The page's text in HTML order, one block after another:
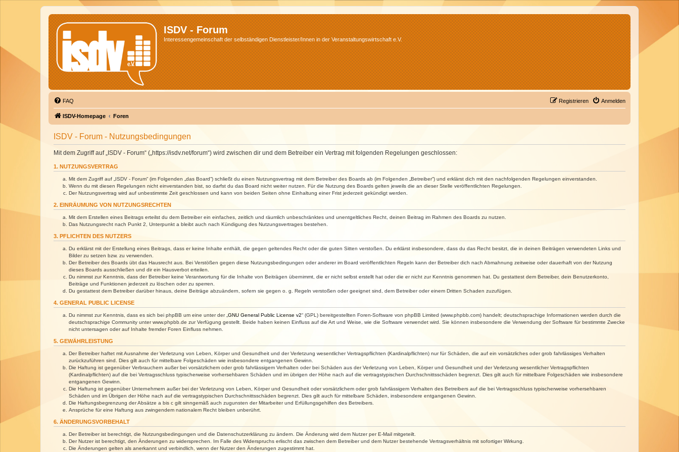
ISDV - Forum
Interessengemeinschaft der selbständigen Dienstleister/Innen in der Veranstaltungswirtschaft e.V.
FAQ Anmelden
Registrieren
ISDV-Homepage Foren
ISDV - Forum - Nutzungsbedingungen
Mit dem Zugriff auf „ISDV - Forum“ („https://isdv.net/forum“) wird zwischen dir und dem Betreiber ein Vertrag mit folgenden Regelungen geschlossen:
1. NUTZUNGSVERTRAG
Mit dem Zugriff auf „ISDV - Forum“ (im Folgenden „das Board“) schließt du einen Nutzungsvertrag mit dem Betreiber des Boards ab (im Folgenden „Betreiber“) und erklärst dich mit den nachfolgenden Regelungen einverstanden.
Wenn du mit diesen Regelungen nicht einverstanden bist, so darfst du das Board nicht weiter nutzen. Für die Nutzung des Boards gelten jeweils die an dieser Stelle veröffentlichten Regelungen.
Der Nutzungsvertrag wird auf unbestimmte Zeit geschlossen und kann von beiden Seiten ohne Einhaltung einer Frist jederzeit gekündigt werden.
2. EINRÄUMUNG VON NUTZUNGSRECHTEN
Mit dem Erstellen eines Beitrags erteilst du dem Betreiber ein einfaches, zeitlich und räumlich unbeschränktes und unentgeltliches Recht, deinen Beitrag im Rahmen des Boards zu nutzen.
Das Nutzungsrecht nach Punkt 2, Unterpunkt a bleibt auch nach Kündigung des Nutzungsvertrages bestehen.
3. PFLICHTEN DES NUTZERS
Du erklärst mit der Erstellung eines Beitrags, dass er keine Inhalte enthält, die gegen geltendes Recht oder die guten Sitten verstoßen. Du erklärst insbesondere, dass du das Recht besitzt, die in deinen Beiträgen verwendeten Links und
Bilder zu setzen bzw. zu verwenden.
Der Betreiber des Boards übt das Hausrecht aus. Bei Verstößen gegen diese Nutzungsbedingungen oder anderer im Board veröffentlichten Regeln kann der Betreiber dich nach Abmahnung zeitweise oder dauerhaft von der Nutzung
dieses Boards ausschließen und dir ein Hausverbot erteilen.
Du nimmst zur Kenntnis, dass der Betreiber keine Verantwortung für die Inhalte von Beiträgen übernimmt, die er nicht selbst erstellt hat oder die er nicht zur Kenntnis genommen hat. Du gestattest dem Betreiber, dein Benutzerkonto,
Beiträge und Funktionen jederzeit zu löschen oder zu sperren.
Du gestattest dem Betreiber darüber hinaus, deine Beiträge abzuändern, sofern sie gegen o. g. Regeln verstoßen oder geeignet sind, dem Betreiber oder einem Dritten Schaden zuzufügen.
4. GENERAL PUBLIC LICENSE
Du nimmst zur Kenntnis, dass es sich bei phpBB um eine unter der „ GNU General Public License v2“ (GPL) bereitgestellten Foren-Software von phpBB Limited (www.phpbb.com) handelt; deutschsprachige Informationen werden durch die
deutschsprachige Community unter www.phpbb.de zur Verfügung gestellt. Beide haben keinen Einfluss auf die Art und Weise, wie die Software verwendet wird. Sie können insbesondere die Verwendung der Software für bestimmte Zwecke
nicht untersagen oder auf Inhalte fremder Foren Einfluss nehmen.
5. GEWÄHRLEISTUNG
Der Betreiber haftet mit Ausnahme der Verletzung von Leben, Körper und Gesundheit und der Verletzung wesentlicher Vertragspflichten (Kardinalpflichten) nur für Schäden, die auf ein vorsätzliches oder grob fahrlässiges Verhalten
zurückzuführen sind. Dies gilt auch für mittelbare Folgeschäden wie insbesondere entgangenen Gewinn.
Die Haftung ist gegenüber Verbrauchern außer bei vorsätzlichem oder grob fahrlässigem Verhalten oder bei Schäden aus der Verletzung von Leben, Körper und Gesundheit und der Verletzung wesentlicher Vertragspflichten
(Kardinalpflichten) auf die bei Vertragsschluss typischerweise vorhersehbaren Schäden und im übrigen der Höhe nach auf die vertragstypischen Durchschnittsschäden begrenzt. Dies gilt auch für mittelbare Folgeschäden wie insbesondere
entgangenen Gewinn.
Die Haftung ist gegenüber Unternehmern außer bei der Verletzung von Leben, Körper und Gesundheit oder vorsätzlichem oder grob fahrlässigem Verhalten des Betreibers auf die bei Vertragsschluss typischerweise vorhersehbaren
Schäden und im Übrigen der Höhe nach auf die vertragstypischen Durchschnittsschäden begrenzt. Dies gilt auch für mittelbare Schäden, insbesondere entgangenen Gewinn.
Die Haftungsbegrenzung der Absätze a bis c gilt sinngemäß auch zugunsten der Mitarbeiter und Erfüllungsgehilfen des Betreibers.
Ansprüche für eine Haftung aus zwingendem nationalem Recht bleiben unberührt.
6. ÄNDERUNGSVORBEHALT
Der Betreiber ist berechtigt, die Nutzungsbedingungen und die Datenschutzerklärung zu ändern. Die Änderung wird dem Nutzer per E-Mail mitgeteilt.
Der Nutzer ist berechtigt, den Änderungen zu widersprechen. Im Falle des Widerspruchs erlischt das zwischen dem Betreiber und dem Nutzer bestehende Vertragsverhältnis mit sofortiger Wirkung.
Die Änderungen gelten als anerkannt und verbindlich, wenn der Nutzer den Änderungen zugestimmt hat.